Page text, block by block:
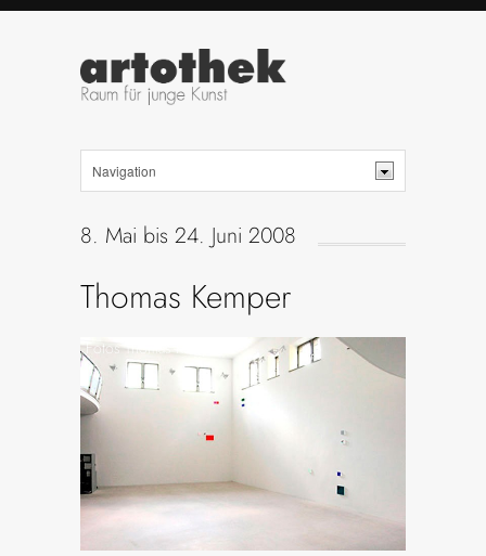
8. Mai bis 24. Juni 2008
Thomas Kemper
Fotos Thomas Kemper